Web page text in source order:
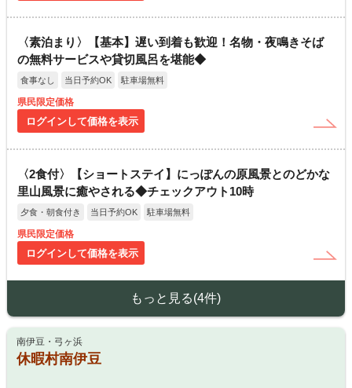
〈素泊まり〉【基本】遅い到着も歓迎！名物・夜鳴きそば
の無料サービスや貸切風呂を堪能◆
食事なし 当日予約OK 駐車場無料
県民限定価格
ログインして価格を表示
〈2食付〉【ショートステイ】にっぽんの原風景とのどかな
里山風景に癒やされる◆チェックアウト10時
夕食・朝食付き 当日予約OK 駐車場無料
県民限定価格
ログインして価格を表示
もっと見る(4件)
南伊豆・弓ヶ浜
休暇村南伊豆